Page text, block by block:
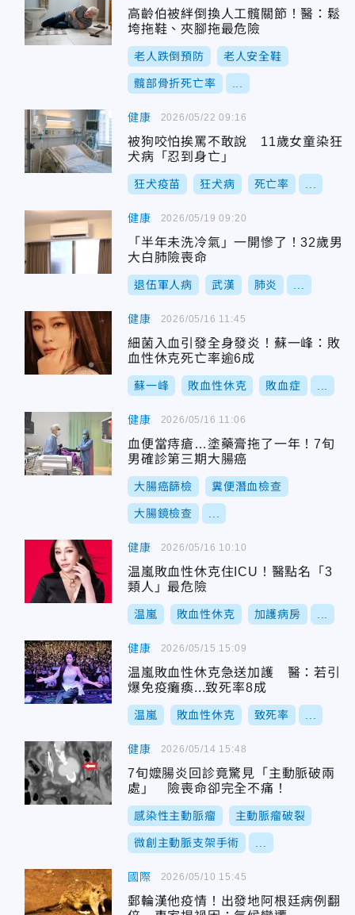
高齡伯被絆倒換人工髖關節！醫：鬆
垮拖鞋、夾腳拖最危險
老人跌倒預防 老人安全鞋
髖部骨折死亡率
健康
被狗咬怕挨罵不敢說 11歲女童染狂
犬病「忍到身亡」
狂犬疫苗 狂犬病 死亡率
2026/05/22 09:16
健康
「半年未洗冷氣」一開慘了！32歲男
大白肺險喪命
退伍軍人病 武漢 肺炎
2026/05/19 09:20
健康
細菌入血引發全身發炎！蘇一峰：敗
血性休克死亡率逾6成
蘇一峰 敗血性休克 敗血症
2026/05/16 11:45
健康
血便當痔瘡…塗藥膏拖了一年！7旬
男確診第三期大腸癌
大腸癌篩檢 糞便潛血檢查
大腸鏡檢查
2026/05/16 11:06
健康
温嵐敗血性休克住ICU！醫點名「3
類人」最危險
温嵐 敗血性休克 加護病房
2026/05/16 10:10
健康
温嵐敗血性休克急送加護 醫：若引
爆免疫癱瘓...致死率8成
温嵐 敗血性休克 致死率
2026/05/15 15:09
健康
7旬嬤腸炎回診竟驚見「主動脈破兩
處」 險喪命卻完全不痛！
感染性主動脈瘤 主動脈瘤破裂
微創主動脈支架手術
2026/05/14 15:48
國際
郵輪漢他疫情！出發地阿根廷病例翻
2026/05/10 15:45